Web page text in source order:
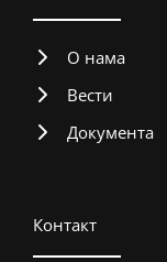
О нама
Вести
Документа
Контакт